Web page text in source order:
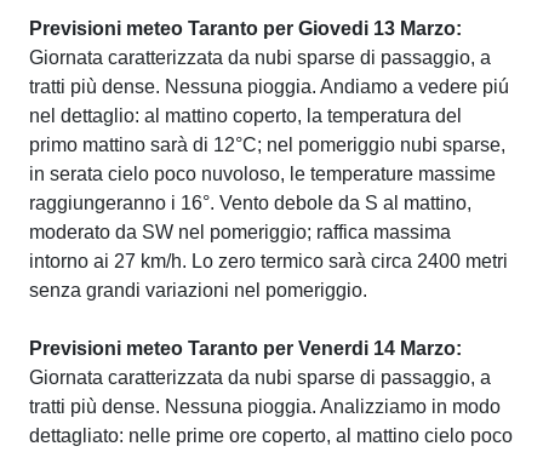
Previsioni meteo Taranto per Giovedi 13 Marzo:
Giornata caratterizzata da nubi sparse di passaggio, a
tratti più dense. Nessuna pioggia. Andiamo a vedere piú
nel dettaglio: al mattino coperto, la temperatura del
primo mattino sarà di 12°C; nel pomeriggio nubi sparse,
in serata cielo poco nuvoloso, le temperature massime
raggiungeranno i 16°. Vento debole da S al mattino,
moderato da SW nel pomeriggio; raffica massima
intorno ai 27 km/h. Lo zero termico sarà circa 2400 metri
senza grandi variazioni nel pomeriggio.
Previsioni meteo Taranto per Venerdi 14 Marzo:
Giornata caratterizzata da nubi sparse di passaggio, a
tratti più dense. Nessuna pioggia. Analizziamo in modo
dettagliato: nelle prime ore coperto, al mattino cielo poco